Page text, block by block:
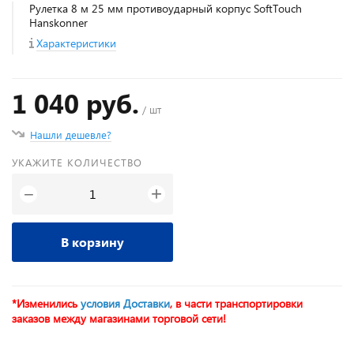
Рулетка 8 м 25 мм противоударный корпус SoftTouch
Hanskonner
Характеристики
1 040 руб. / шт
Нашли дешевле?
УКАЖИТЕ КОЛИЧЕСТВО
− +
В корзину
*Изменились условия Доставки, в части транспортировки
заказов между магазинами торговой сети!